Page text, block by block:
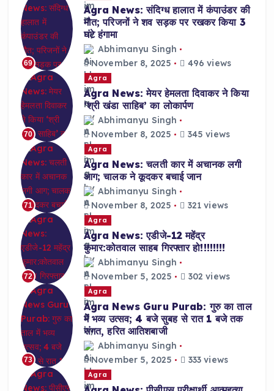
69
Agra News: संदिग्ध हालात में कंपाउंडर की
मौत; परिजनों ने शव सड़क पर रखकर किया 3
घंटे हंगामा
Abhimanyu Singh
November 8, 2025
496 views
70
Agra
Agra News: मेयर हेमलता दिवाकर ने किया
‘श्री खंडा साहिब’ का लोकार्पण
Abhimanyu Singh
November 8, 2025
345 views
71
Agra
Agra News: चलती कार में अचानक लगी
आग; चालक ने कूदकर बचाई जान
Abhimanyu Singh
November 8, 2025
321 views
72
Agra
Agra News: एडीजे-12 महेंद्र
कुमार:कोतवाल साहब गिरफ्तार हो!!!!!!!!
Abhimanyu Singh
November 5, 2025
302 views
73
Agra
Agra News Guru Purab: गुरु का ताल
में भव्य उत्सव; 4 बजे सुबह से रात 1 बजे तक
संगत, हरित आतिशबाजी
Abhimanyu Singh
November 5, 2025
333 views
Agra